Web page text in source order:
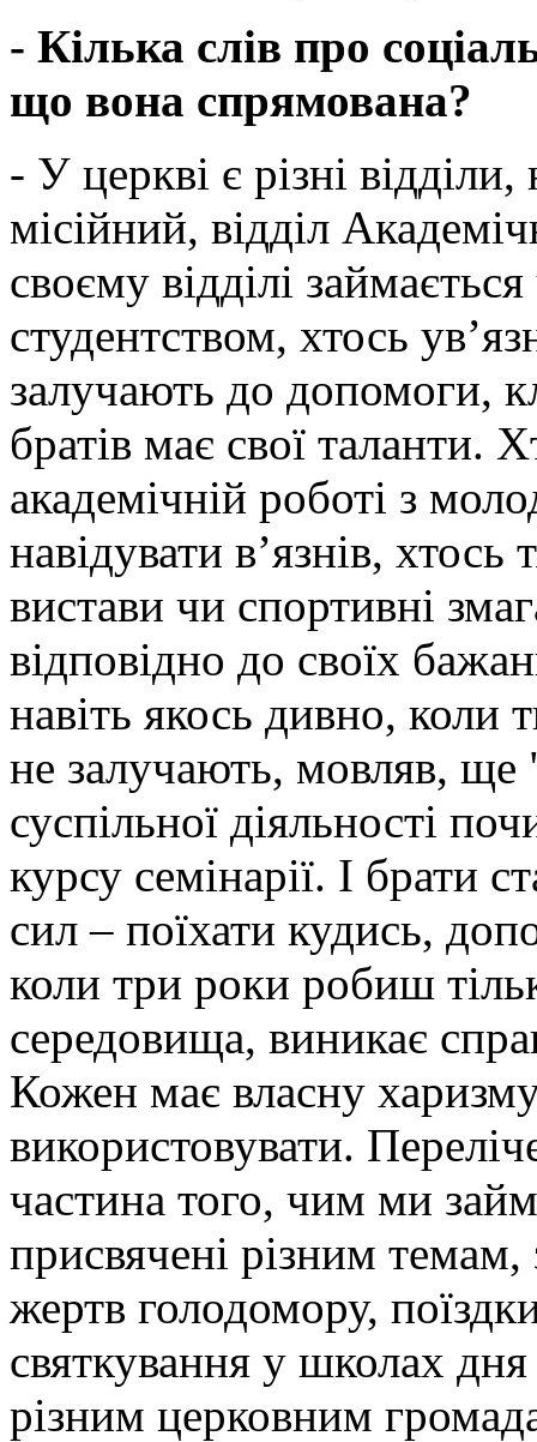
- Кілька слів про
що вона спрямована?
- У церкві є різні
місійний, відділ
своєму відділі
студентством, хтось
залучають до допомоги,
братів має свої таланти.
академічній роботі з
навідувати в’язнів,
вистави чи спортивні
відповідно до своїх
навіть якось дивно, коли
не залучають, мовляв,
суспільної діяльності
курсу семінарії. І брати
сил – поїхати кудись,
коли три роки робиш
середовища, виникає
Кожен має власну
використовувати.
частина того, чим ми
присвячені різним
жертв голодомору,
святкування у школах
різним церковним